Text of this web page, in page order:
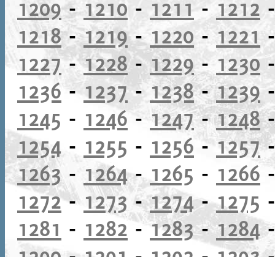
1209-1210 - 1211- 1212
1218-1219-1220- 1221
1227-1228-1229- 1230
1236-1237- 1238-1239
1245 - 1246-1247-1248
1254 - 1255 - 1256 -1257
1263- 1264- 1265 - 1266
1272- 1273-1274-1275
1281 - 1282-1283-1284